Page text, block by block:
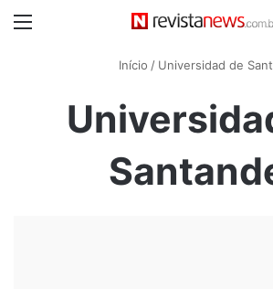
Início / Universidad de